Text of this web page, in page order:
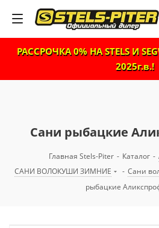
РАССРОЧКА 0% НА STELS И
2025г.в.!
Сани рыбацкие
Главная Stels-Piter - Каталог -
САНИ ВОЛОКУШИ ЗИМНИЕ
- Сани
рыбацкие